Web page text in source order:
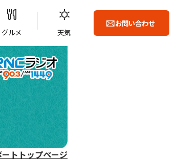
グルメ 天気
お問い合わせ
トトップページ